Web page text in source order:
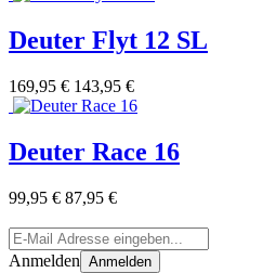
Deuter Flyt 12 SL
169,95 € 143,95 €
Deuter Race 16
99,95 € 87,95 €
Anmelden Anmelden